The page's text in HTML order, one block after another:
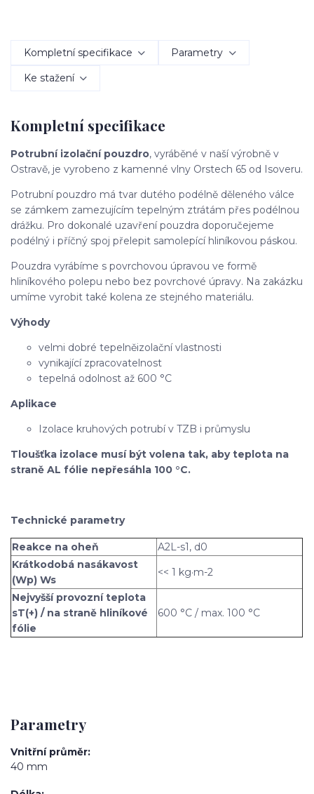
Kompletní specifikace Parametry
Ke stažení
Kompletní specifikace
Potrubní izolační pouzdro, vyráběné v naší výrobně v
Ostravě, je vyrobeno z kamenné vlny Orstech 65 od Isoveru.
Potrubní pouzdro má tvar dutého podélně děleného válce
se zámkem zamezujícím tepelným ztrátám přes podélnou
drážku. Pro dokonalé uzavření pouzdra doporučejeme
podélný i příčný spoj přelepit samolepící hliníkovou páskou.
Pouzdra vyrábíme s povrchovou úpravou ve formě
hliníkového polepu nebo bez povrchové úpravy. Na zakázku
umíme vyrobit také kolena ze stejného materiálu.
Výhody
velmi dobré tepelněizolační vlastnosti
vynikající zpracovatelnost
tepelná odolnost až 600 °C
Aplikace
Izolace kruhových potrubí v TZB i průmyslu
Tloušťka izolace musí být volena tak, aby teplota na
straně AL fólie nepřesáhla 100 °C.
Technické parametry
Reakce na oheň
A2L-s1, d0
Krátkodobá nasákavost
(Wp) Ws
<< 1 kg·m-2
Nejvyšší provozní teplota
sT(+) / na straně hliníkové
fólie
600 °C / max. 100 °C
Parametry
Vnitřní průměr
40 mm